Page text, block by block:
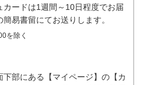
ードは1週間～10日程度でお届
易書留にてお送りします。
を除く
部にある【マイページ】の【カ